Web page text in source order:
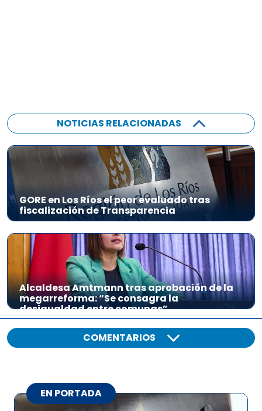
NOTICIAS RELACIONADAS
GORE en Los Ríos el peor evaluado tras
fiscalización de Transparencia
Alcaldesa Amtmann tras aprobación de la
megarreforma: “Se consagra la
desigualdad entre comunas”
COMENTARIOS
EN PORTADA